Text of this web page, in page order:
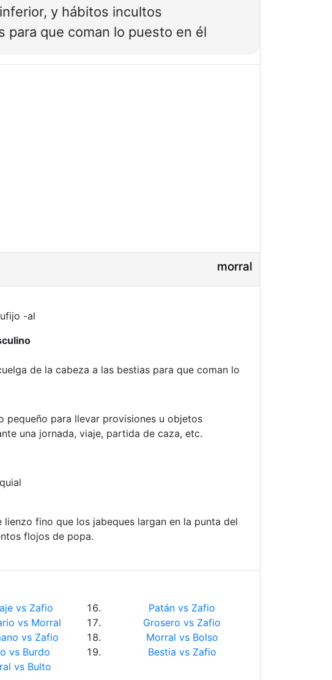
y hábitos incultos
para que coman lo puesto en él
morral
-al
de la cabeza a las bestias para que coman lo
pequeño para llevar provisiones u objetos
una jornada, viaje, partida de caza, etc.
lienzo fino que los jabeques largan en la punta del
flojos de popa.
vs Zafio
vs Morral
vs Zafio
vs Burdo
vs Bulto
Patán vs Zafio
Grosero vs Zafio
Morral vs Bolso
Bestia vs Zafio